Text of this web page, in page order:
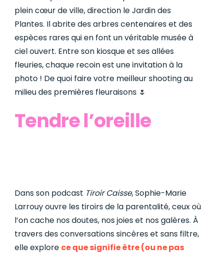
plein cœur de ville, direction le Jardin des
Plantes. Il abrite des arbres centenaires et des
espèces rares qui en font un véritable musée à
ciel ouvert. Entre son kiosque et ses allées
fleuries, chaque recoin est une invitation à la
photo ! De quoi faire votre meilleur shooting au
milieu des premières fleuraisons 🌷
Tendre l’oreille
Dans son podcast Tiroir Caisse, Sophie-Marie
Larrouy ouvre les tiroirs de la parentalité, ceux où
l’on cache nos doutes, nos joies et nos galères. À
travers des conversations sincères et sans filtre,
elle explore ce que signifie être (ou ne pas